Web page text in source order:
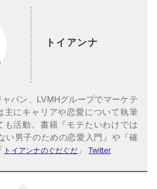
トイアンナ
パン、LVMHグループでマーケテ
主にキャリアや恋愛について執筆
も活動。書籍『モテたいわけでは
い男子のための恋愛入門』や『確
トイアンナのぐだぐだ」Twitter